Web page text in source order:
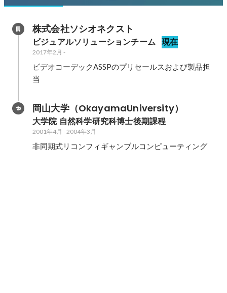
株式会社ソシオネクスト
ビジュアルソリューションチーム 現在
2017年2月 -
ビデオコーデックASSPのプリセールスおよび製品担
当
岡山大学（OkayamaUniversity）
大学院 自然科学研究科博士後期課程
2001年4月 -2004年3月
非同期式リコンフィギャンブルコンピューティング